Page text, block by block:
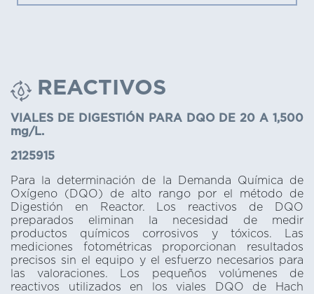
REACTIVOS
VIALES DE DIGESTIÓN PARA DQO DE 20 A 1,500
mg/L.
2125915
Para la determinación de la Demanda Química de
Oxígeno (DQO) de alto rango por el método de
Digestión en Reactor. Los reactivos de DQO
preparados eliminan la necesidad de medir
productos químicos corrosivos y tóxicos. Las
mediciones fotométricas proporcionan resultados
precisos sin el equipo y el esfuerzo necesarios para
las valoraciones. Los pequeños volúmenes de
reactivos utilizados en los viales DQO de Hach